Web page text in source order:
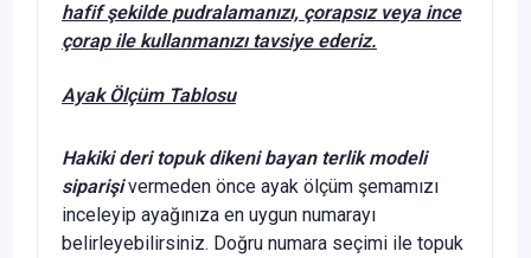
hafif şekilde pudralamanızı, çorapsız veya ince
çorap ile kullanmanızı tavsiye ederiz.
Ayak Ölçüm Tablosu
Hakiki deri topuk dikeni bayan terlik modeli
siparişivermeden önce ayak ölçüm şemamızı
inceleyip ayağınıza en uygun numarayı
belirleyebilirsiniz. Doğru numara seçimi ile topuk